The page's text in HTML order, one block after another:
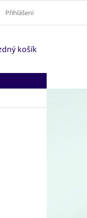
Přihlášení
košík